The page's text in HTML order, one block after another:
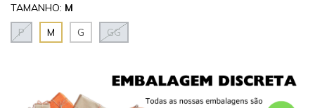
TAMANHO: M
P
M G GG